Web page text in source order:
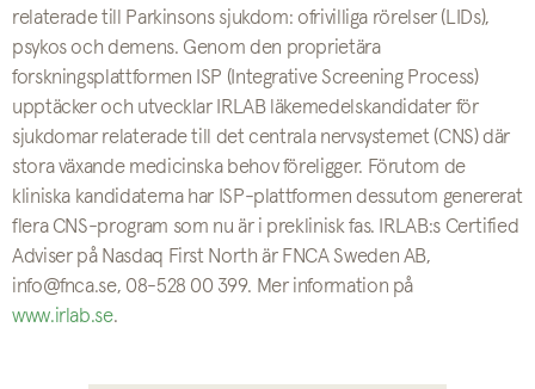
relaterade till Parkinsons sjukdom: ofrivilliga rörelser (LIDs),
psykos och demens. Genom den proprietära
forskningsplattformen ISP (Integrative Screening Process)
upptäcker och utvecklar IRLAB läkemedelskandidater för
sjukdomar relaterade till det centrala nervsystemet (CNS) där
stora växande medicinska behov föreligger. Förutom de
kliniska kandidaterna har ISP-plattformen dessutom genererat
flera CNS-program som nu är i preklinisk fas. IRLAB:s Certified
Adviser på Nasdaq First North är FNCA Sweden AB,
info@fnca.se, 08-528 00 399. Mer information på
www.irlab.se.